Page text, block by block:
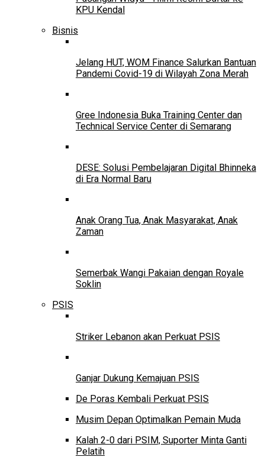
KPU Kendal
Bisnis
Jelang HUT, WOM Finance Salurkan Bantuan
Pandemi Covid-19 di Wilayah Zona Merah
Gree Indonesia Buka Training Center dan
Technical Service Center di Semarang
DESE: Solusi Pembelajaran Digital Bhinneka
di Era Normal Baru
Anak Orang Tua, Anak Masyarakat, Anak
Zaman
Semerbak Wangi Pakaian dengan Royale
Soklin
PSIS
Striker Lebanon akan Perkuat PSIS
Ganjar Dukung Kemajuan PSIS
De Poras Kembali Perkuat PSIS
Musim Depan Optimalkan Pemain Muda
Kalah 2-0 dari PSIM, Suporter Minta Ganti
Pelatih